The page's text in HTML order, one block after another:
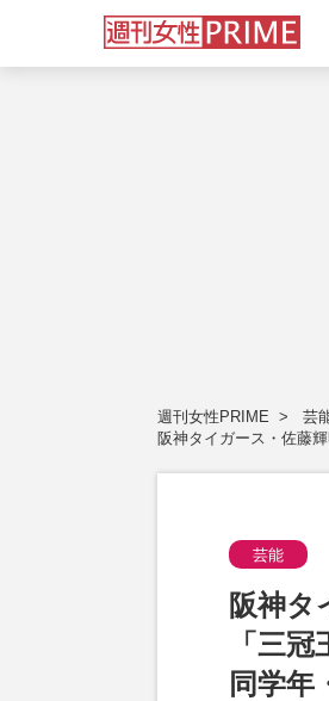
週刊女性PRIME 芸
阪神タイガース・佐藤
芸能
阪神タ
「三
同学年